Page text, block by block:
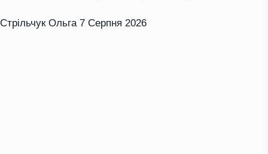
Стрільчук Ольга 7 Серпня 2026